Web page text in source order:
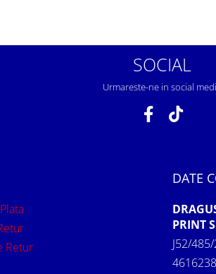
SOCIAL
Urmareste-ne in social
Retur
DATE
PRINT
J52/